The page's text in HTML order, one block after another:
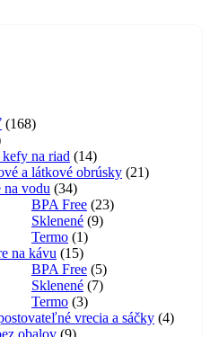
168168
na riad 1414
produktov
a látkové obrúsky 2121
na vodu 3434
produktov
BPA Free 2323
Sklenené 99
Termo 11
produkt
na kávu 1515
produktov
BPA Free 55
produktov
Sklenené 77
Termo 33
produkty
vrecia a sáčky 44
9